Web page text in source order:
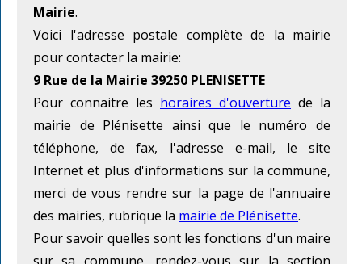
Mairie.
Voici l'adresse postale complète de la mairie
pour contacter la mairie:
9 Rue de la Mairie 39250 PLENISETTE
Pour connaitre les horaires d'ouverture de la
mairie de Plénisette ainsi que le numéro de
téléphone, de fax, l'adresse e-mail, le site
Internet et plus d'informations sur la commune,
merci de vous rendre sur la page de l'annuaire
des mairies, rubrique la mairie de Plénisette.
Pour savoir quelles sont les fonctions d'un maire